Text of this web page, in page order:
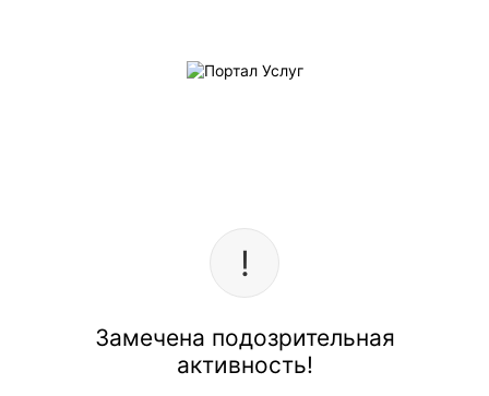
Замечена подозрительная
активность!